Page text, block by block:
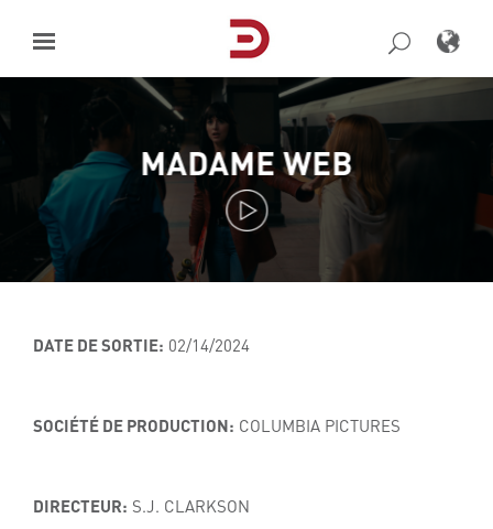
content
MADAME WEB
DATE DE SORTIE: 02/14/2024
SOCIÉTÉ DE PRODUCTION: COLUMBIA PICTURES
DIRECTEUR: S.J. CLARKSON